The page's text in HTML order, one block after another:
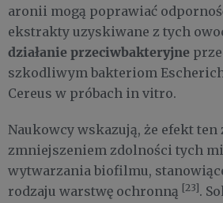
aronii mogą poprawiać
ekstrakty uzyskiwane z tych
działanie przeciwbakteryjne
szkodliwym bakteriom
Cereus w próbach in vitro.
Naukowcy wskazują, że efekt ten
zmniejszeniem zdolności tych
wytwarzania biofilmu,
rodzaju warstwę ochronną [23] .